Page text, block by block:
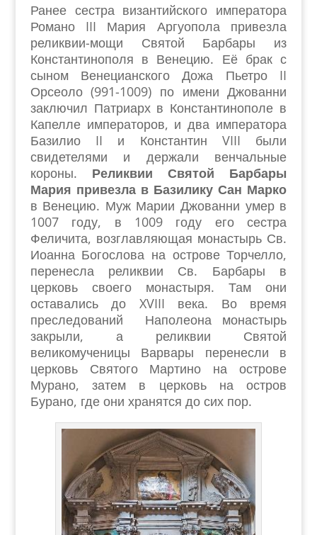
Ранее сестра византийского императора
Романо III Мария Аргуопола привезла
реликвии-мощи Святой Барбары из
Константинополя в Венецию. Её брак с
сыном Венецианского Дожа Пьетро II
Орсеоло (991-1009) по имени Джованни
заключил Патриарх в Константинополе в
Капелле императоров, и два императора
Базилио II и Константин VIII были
свидетелями и держали венчальные
короны. Реликвии Святой Барбары
Мария привезла в Базилику Сан Марко
в Венецию. Муж Марии Джованни умер в
1007 году, в 1009 году его сестра
Феличита, возглавляющая монастырь Св.
Иоанна Богослова на острове Торчелло,
перенесла реликвии Св. Барбары в
церковь своего монастыря. Там они
оставались до XVIII века. Во время
преследований Наполеона монастырь
закрыли, а реликвии Святой
великомученицы Варвары перенесли в
церковь Святого Мартино на острове
Мурано, затем в церковь на остров
Бурано, где они хранятся до сих пор.